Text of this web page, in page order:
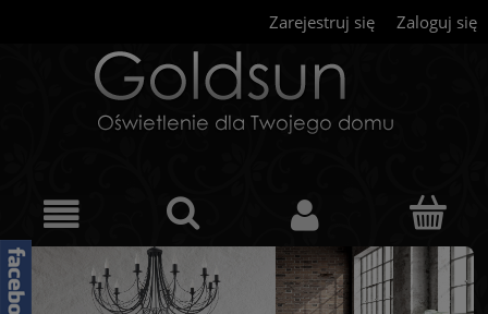
Zarejestruj się Zaloguj się